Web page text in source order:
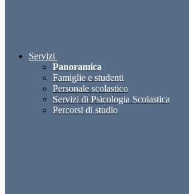
Servizi
Panoramica
Famiglie e studenti
Personale scolastico
Servizi di Psicologia Scolastica
Percorsi di studio